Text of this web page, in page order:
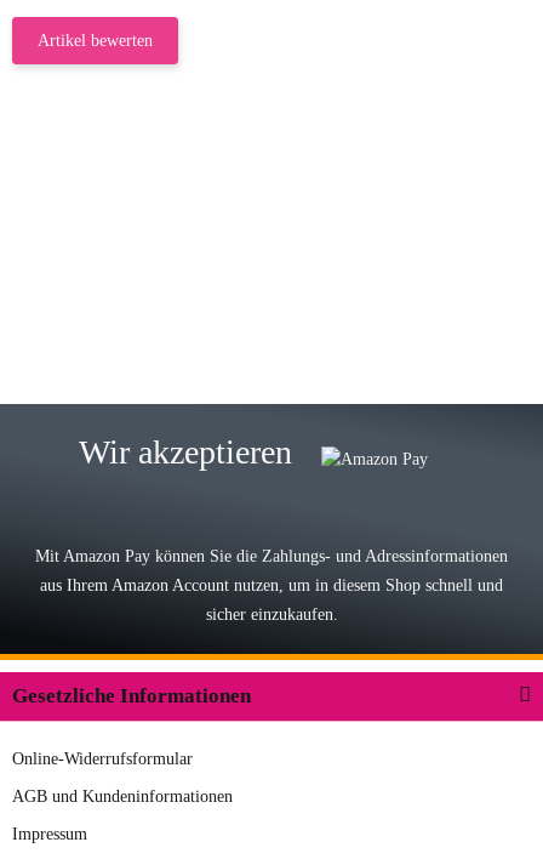
Artikel bewerten
Lieferung, man kann bedenkenlos
Der Koffer macht einen sehr soliden
Wir akzeptieren
Mit Amazon Pay können Sie die Zahlungs- und Adressinformationen
aus Ihrem Amazon Account nutzen, um in diesem Shop schnell und
sicher einzukaufen.
Gesetzliche Informationen
Online-Widerrufsformular
AGB und Kundeninformationen
Impressum